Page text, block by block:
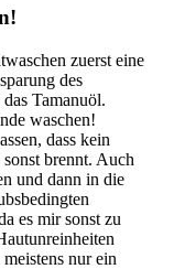
zuerst eine
des
Tamanuöl.
waschen!
dass kein
brennt. Auch
und dann in die
es mir sonst zu
nur ein